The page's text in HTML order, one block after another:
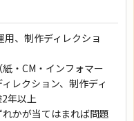
、制作ディレクショ
・CM・インフォマー
レクション、制作ディ
2年以上
かが当てはまれば問題